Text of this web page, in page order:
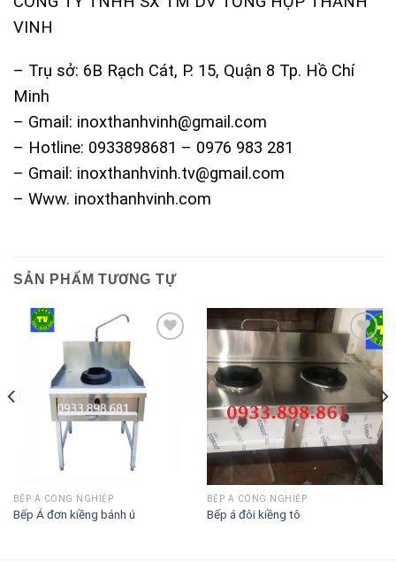
VINH
– Trụ sở: 6B Rạch Cát, P. 15, Quận 8 Tp. Hồ Chí
Minh
– Gmail: inoxthanhvinh@gmail.com
– Hotline: 0933898681 – 0976 983 281
– Gmail: inoxthanhvinh.tv@gmail.com
– Www. inoxthanhvinh.com
SẢN PHẨM TƯƠNG TỰ
Wishlist
BẾP Á CÔNG NGHIỆP
Bếp Á đơn kiềng bánh ú
Add to
Wishlist
BẾP Á CÔNG NGHIỆP
Bếp á đôi kiềng tô